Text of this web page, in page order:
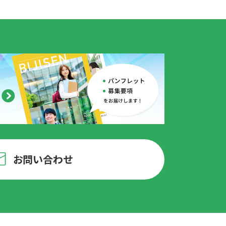
お問い合わせ